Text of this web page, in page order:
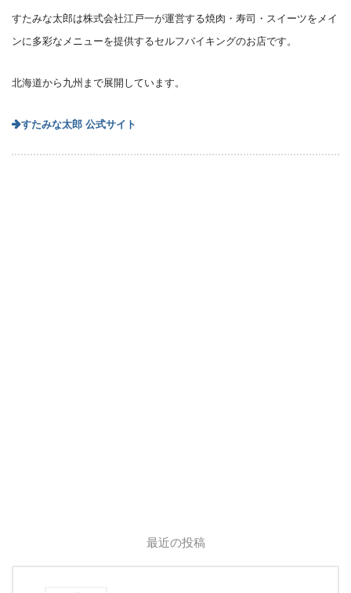
すたみな太郎は株式会社江戸一が運営する焼肉・寿司・スイーツをメイ
ンに多彩なメニューを提供するセルフバイキングのお店です。
北海道から九州まで展開しています。
すたみな太郎 公式サイト
最近の投稿